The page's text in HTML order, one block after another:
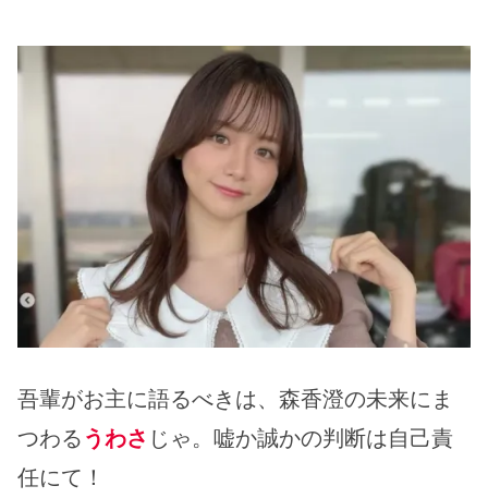
吾輩がお主に語るべきは、森香澄の未来にま
つわる うわさ じゃ。嘘か誠かの判断は自己責
任にて！